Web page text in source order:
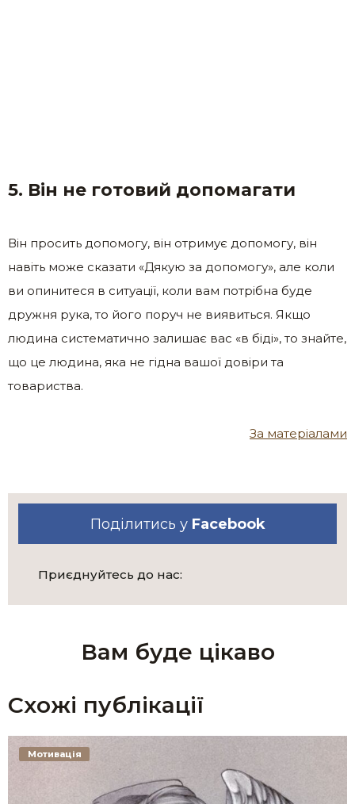
5. Він не готовий допомагати
Він просить допомогу, він отримує допомогу, він
навіть може сказати «Дякую за допомогу», але коли
ви опинитеся в ситуації, коли вам потрібна буде
дружня рука, то його поруч не виявиться. Якщо
людина систематично залишає вас «в біді», то знайте,
що це людина, яка не гідна вашої довіри та
товариства.
За матеріалами
Поділитись у Facebook
Приєднуйтесь до нас:
Вам буде цікаво
Схожі публікації
Мотивація